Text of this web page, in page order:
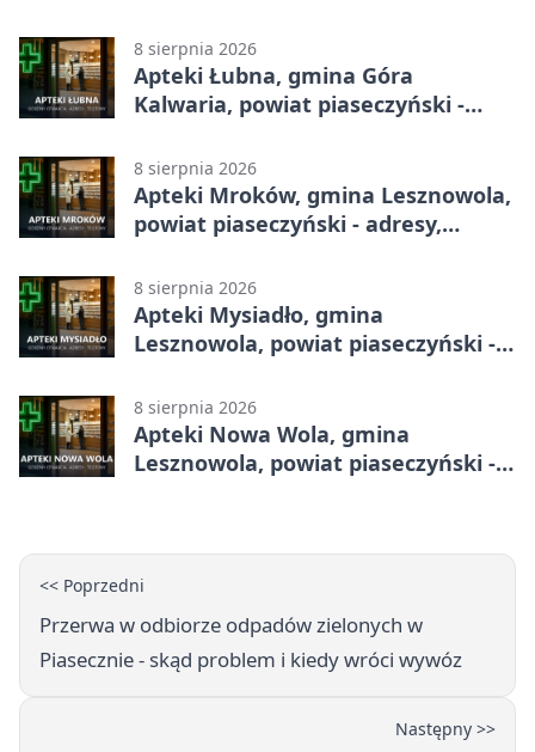
8 sierpnia 2026
Apteki Łubna, gmina Góra
Kalwaria, powiat piaseczyński -
8 sierpnia 2026
Apteki Mroków, gmina Lesznowola,
powiat piaseczyński - adresy,
8 sierpnia 2026
Apteki Mysiadło, gmina
Lesznowola, powiat piaseczyński -
8 sierpnia 2026
Apteki Nowa Wola, gmina
Lesznowola, powiat piaseczyński -
<< Poprzedni
Przerwa w odbiorze odpadów zielonych w
Piasecznie - skąd problem i kiedy wróci wywóz
Następny >>